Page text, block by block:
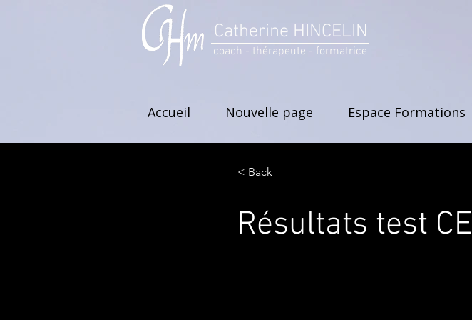
Catherine HINCELIN
coach - thérapeute - formatrice
Accueil Nouvelle page Espace Formations
< Back
Résultats test CE